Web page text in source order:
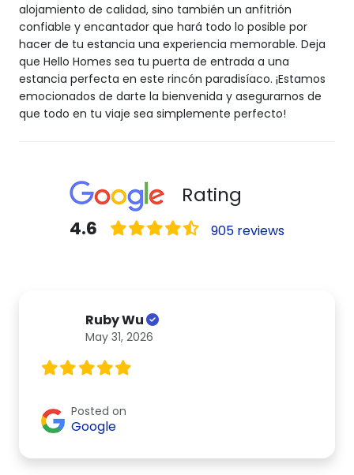
alojamiento de calidad, sino también un anfitrión
confiable y encantador que hará todo lo posible por
hacer de tu estancia una experiencia memorable. Deja
que Hello Homes sea tu puerta de entrada a una
estancia perfecta en este rincón paradisíaco. ¡Estamos
emocionados de darte la bienvenida y asegurarnos de
que todo en tu viaje sea simplemente perfecto!
Rating
4.6 905 reviews
Ruby Wu
May 31, 2026
Posted on
Google